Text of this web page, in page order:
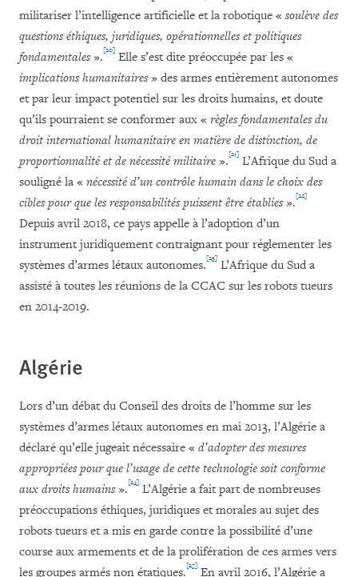
militariser l’intelligence artificielle et la robotique « soulève des
questions éthiques, juridiques, opérationnelles et politiques
fondamentales».[20] Elle s’est dite préoccupée par les «
implications humanitaires» des armes entièrement autonomes
et par leur impact potentiel sur les droits humains, et doute
qu’ils pourraient se conformer aux « règles fondamentales du
droit international humanitaire en matière de distinction, de
proportionnalité et de nécessité militaire ».[21] L’Afrique du Sud a
souligné la « nécessité d’un contrôle humain dans le choix des
cibles pour que les responsabilités puissent être établies».[22]
Depuis avril 2018, ce pays appelle à l’adoption d’un
instrument juridiquement contraignant pour réglementer les
systèmes d’armes létaux autonomes.[23] L’Afrique du Sud a
assisté à toutes les réunions de la CCAC sur les robots tueurs
en 2014-2019.
Algérie
Lors d’un débat du Conseil des droits de l’homme sur les
systèmes d’armes létaux autonomes en mai 2013, l’Algérie a
déclaré qu’elle jugeait nécessaire « d’adopter des mesures
appropriées pour que l’usage de cette technologie soit conforme
aux droits humains».[24] L’Algérie a fait part de nombreuses
préoccupations éthiques, juridiques et morales au sujet des
robots tueurs et a mis en garde contre la possibilité d’une
course aux armements et de la prolifération de ces armes vers
les groupes armés non étatiques.[25] En avril 2016, l’Algérie a